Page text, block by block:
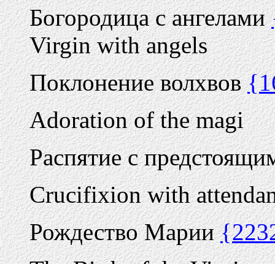
Богородица с ангелами
Virgin with angels
Поклонение волхвов
Adoration of the magi
Распятие с
Crucifixion with
Рождество Марии